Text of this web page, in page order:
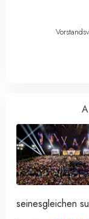
seinesgleichen